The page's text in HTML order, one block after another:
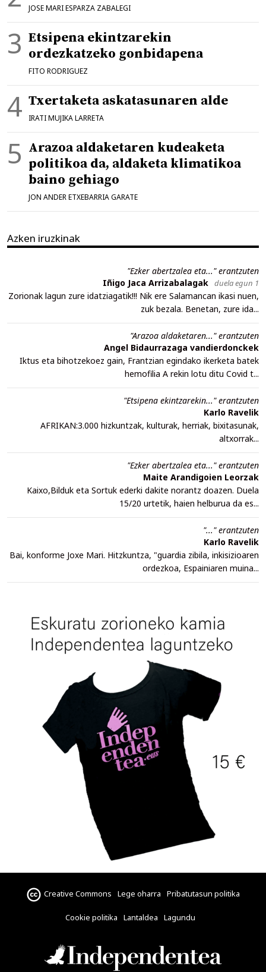
JOSE MARI ESPARZA ZABALEGI
Etsipena ekintzarekin
ordezkatzeko gonbidapena
FITO RODRIGUEZ
Txertaketa askatasunaren alde
IRATI MUJIKA LARRETA
Arazoa aldaketaren kudeaketa
politikoa da, aldaketa klimatikoa
baino gehiago
JON ANDER ETXEBARRIA GARATE
Azken iruzkinak
"Ezker abertzalea eta..." erantzuten
Iñigo Jaca Arrizabalagak duela egun 1
Zorionak lagun zure idatziagatik!!! Nik ere Salamancan ikasi nuen,
zuk bezala. Benetan, zure ida...
"Arazoa aldaketaren..." erantzuten
Angel Bidaurrazaga vandierdonckek
Iktus eta bihotzekoez gain, Frantzian egindako ikerketa batek
hemofilia A rekin lotu ditu Covid t...
"Etsipena ekintzarekin..." erantzuten
Karlo Ravelik
AFRIKAN:3.000 hizkuntzak, kulturak, herriak, bixitasunak,
altxorrak...
"Ezker abertzalea eta..." erantzuten
Maite Arandigoien Leorzak
Kaixo,Bilduk eta Sortuk ederki dakite norantz doazen. Duela
15/20 urtetik, haien helburua da es...
"..." erantzuten
Karlo Ravelik
Bai, konforme Joxe Mari. Hitzkuntza, "guardia zibila, inkisizioaren
ordezkoa, Espainiaren muina...
Creative Commons Lege oharra Pribatutasun politika
Cookie politika Lantaldea Lagundu